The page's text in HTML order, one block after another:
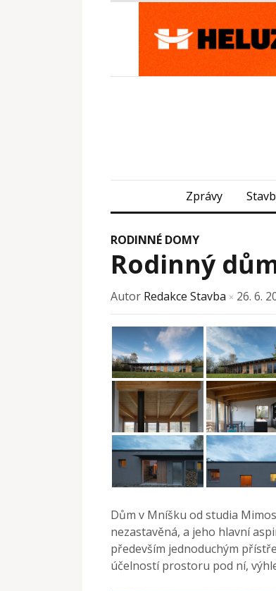
Zprávy
RODINNÉ DOMY
Rodinný
Autor Redakce Stavba × 26. 6.
Dům v Mníšku od studia
nezastavěná, a jeho hlavní
především jednoduchým
účelností prostoru pod ní,